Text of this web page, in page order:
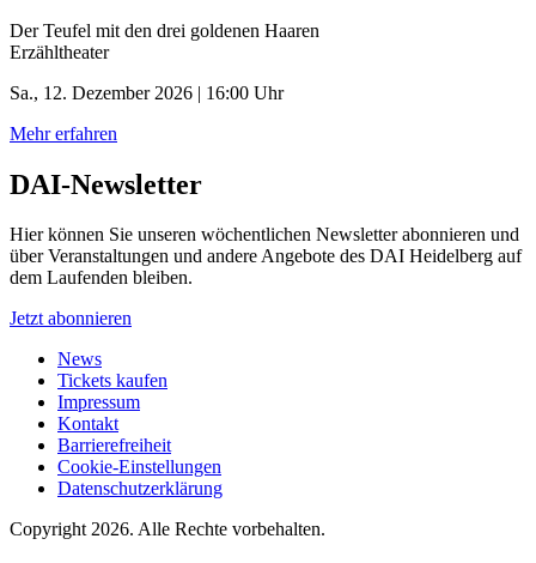
Der Teufel mit den drei goldenen Haaren
Erzähltheater
Sa., 12. Dezember 2026 | 16:00 Uhr
Mehr erfahren
DAI-Newsletter
Hier können Sie unseren wöchentlichen Newsletter abonnieren und
über Veranstaltungen und andere Angebote des DAI Heidelberg auf
dem Laufenden bleiben.
Jetzt abonnieren
News
Tickets kaufen
Impressum
Kontakt
Barrierefreiheit
Cookie-Einstellungen
Datenschutzerklärung
Copyright 2026. Alle Rechte vorbehalten.